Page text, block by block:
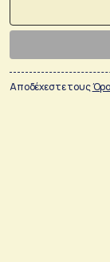
Αποδέχεστε τους